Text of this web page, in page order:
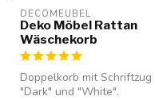
DECOMEUBEL
Deko Möbel Rattan
Wäschekorb
Doppelkorb mit Schriftzug
"Dark" und "White".